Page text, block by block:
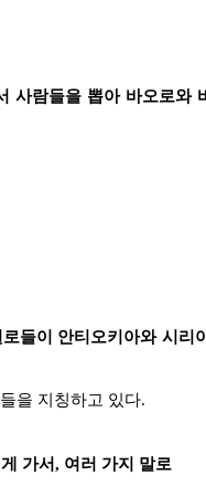
람들을 뽑아 바오로와
들이 안티오키아와 시리
을 지칭하고 있다.
가서, 여러 가지 말로